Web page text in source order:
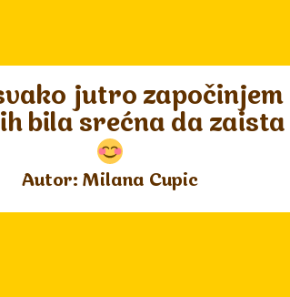
jutro započinjem
bila srećna da
Autor: Milana Cupic